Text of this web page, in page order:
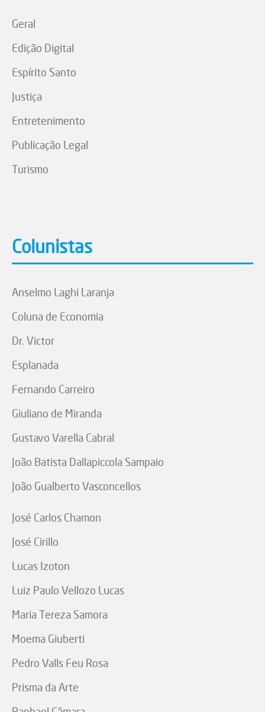
Geral
Edição Digital
Espírito Santo
Justiça
Entretenimento
Publicação Legal
Turismo
Colunistas
Anselmo Laghi Laranja
Coluna de Economia
Dr. Victor
Esplanada
Fernando Carreiro
Giuliano de Miranda
Gustavo Varella Cabral
João Batista Dallapiccola Sampaio
João Gualberto Vasconcellos
José Carlos Chamon
José Cirillo
Lucas Izoton
Luiz Paulo Vellozo Lucas
Maria Tereza Samora
Moema Giuberti
Pedro Valls Feu Rosa
Prisma da Arte